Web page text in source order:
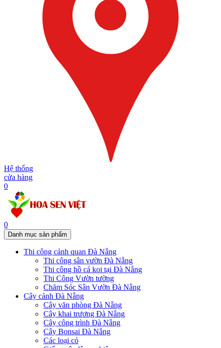
Hệ thống
cửa hàng
0
0
Danh mục sản phẩm
Thi công cảnh quan Đà Nẵng
Thi công sân vườn Đà Nẵng
Thi công hồ cá koi tại Đà Nẵng
Thi Công Vườn tường
Chăm Sóc Sân Vườn Đà Nẵng
Cây cảnh Đà Nẵng
Cây văn phòng Đà Nẵng
Cây khai trương Đà Nẵng
Cây công trình Đà Nẵng
Cây Bonsai Đà Nẵng
Các loại cỏ